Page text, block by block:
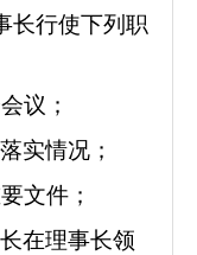
长行使下列职
议；
实情况；
文件；
在理事长领